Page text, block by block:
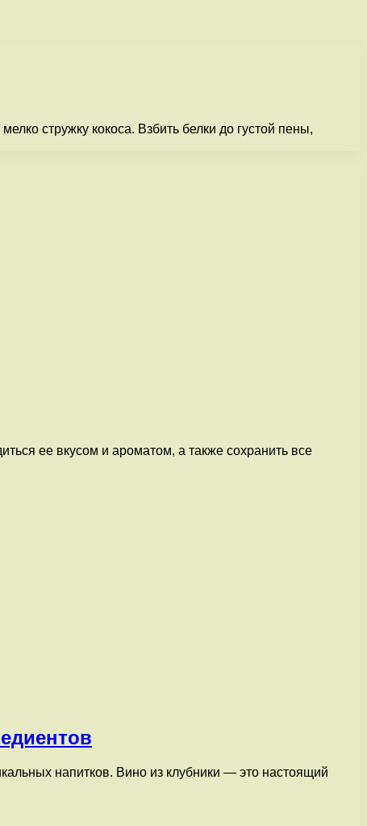
стружку кокоса. Взбить белки до густой пены,
ее вкусом и ароматом, а также сохранить все
напитков. Вино из клубники — это настоящий